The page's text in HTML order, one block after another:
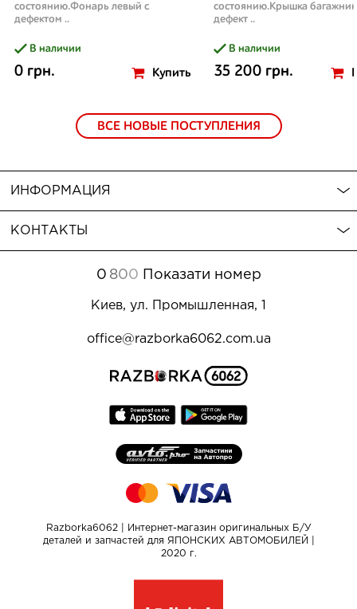
состоянию.Фонарь левый с
дефектом ..
В наличии
0 грн. Купить
состоянию.Крышка
дефект ..
В наличии
35 200 грн.
ВСЕ НОВЫЕ ПОСТУПЛЕНИЯ
ИНФОРМАЦИЯ
КОНТАКТЫ
0 800 Показати номер
Киев, ул. Промышленная, 1
office@razborka6062.com.ua
Razborka6062 | Интернет-магазин оригинальных Б/У
деталей и запчастей для ЯПОНСКИХ АВТОМОБИЛЕЙ |
2020 г.